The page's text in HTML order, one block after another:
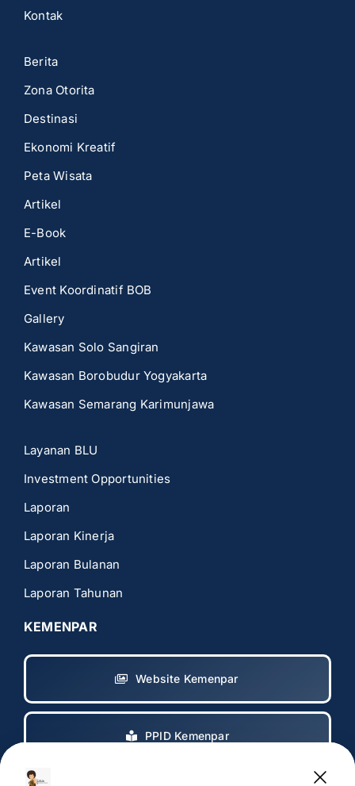
Kontak
Berita
Zona Otorita
Destinasi
Ekonomi Kreatif
Peta Wisata
Artikel
E-Book
Artikel
Event Koordinatif BOB
Gallery
Kawasan Solo Sangiran
Kawasan Borobudur Yogyakarta
Kawasan Semarang Karimunjawa
Layanan BLU
Investment Opportunities
Laporan
Laporan Kinerja
Laporan Bulanan
Laporan Tahunan
KEMENPAR
Website Kemenpar
PPID Kemenpar